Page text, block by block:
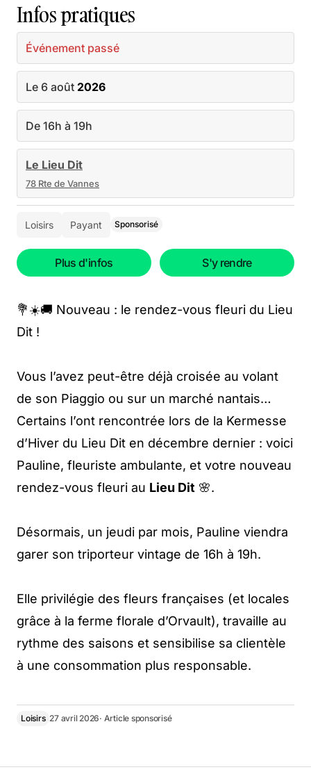
Infos pratiques
Événement passé
Le 6 août 2026
De 16h à 19h
Le Lieu Dit
78 Rte de Vannes
Loisirs Payant Sponsorisé
Plus d'infos S'y rendre
💐☀️🚚 Nouveau : le rendez-vous fleuri du Lieu
Dit !
Vous l’avez peut-être déjà croisée au volant
de son Piaggio ou sur un marché nantais…
Certains l’ont rencontrée lors de la Kermesse
d’Hiver du Lieu Dit en décembre dernier : voici
Pauline, fleuriste ambulante, et votre nouveau
rendez-vous fleuri au Lieu Dit 🌸.
Désormais, un jeudi par mois, Pauline viendra
garer son triporteur vintage de 16h à 19h.
Elle privilégie des fleurs françaises (et locales
grâce à la ferme florale d’Orvault), travaille au
rythme des saisons et sensibilise sa clientèle
à une consommation plus responsable.
Loisirs 27 avril 2026· Article sponsorisé